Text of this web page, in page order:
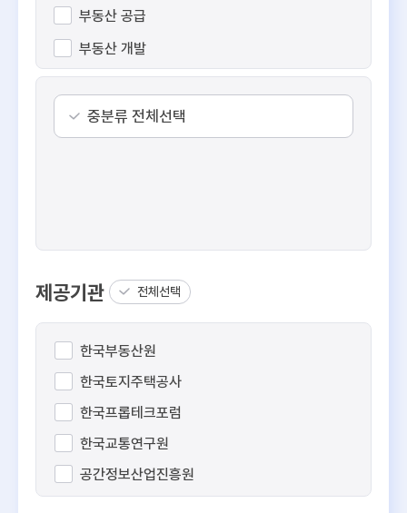
부동산 공급
부동산 개발
수익형 부동산
공간 정보
중분류 전체선택
제공기관 전체선택
한국부동산원
한국토지주택공사
한국프롭테크포럼
한국교통연구원
공간정보산업진흥원